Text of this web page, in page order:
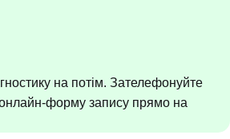
на потім. Зателефонуйте
форму запису прямо на